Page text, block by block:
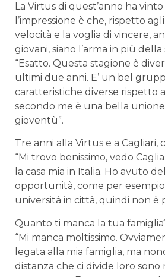
La Virtus di quest’anno ha
l’impressione è che, rispetto
velocità e la voglia di vincere,
giovani, siano l’arma in più
“Esatto. Questa stagione è
ultimi due anni. E’ un bel
caratteristiche diverse rispetto
secondo me è una bella
gioventù”.
Tre anni alla Virtus e a Cagliari,
“Mi trovo benissimo, vedo
la casa mia in Italia. Ho avuto
opportunità, come per
università in città, quindi non è
Quanto ti manca la tua
“Mi manca moltissimo.
legata alla mia famiglia, ma
distanza che ci divide loro sono